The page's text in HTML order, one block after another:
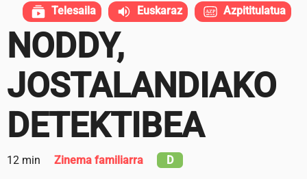
NODDY,
JOSTALANDIAKO
DETEKTIBEA
12 min Zinema familiarra D
Telesaila Euskaraz Azpititulatua